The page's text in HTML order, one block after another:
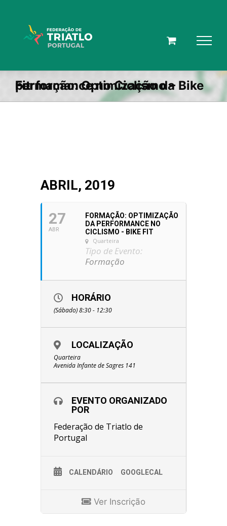
Formação: Optimização da performance no Ciclismo – Bike Fit
ABRIL, 2019
27
ABR
FORMAÇÃO: OPTIMIZAÇÃO
DA PERFORMANCE NO
CICLISMO - BIKE FIT
Quarteira
Tipo de Evento:
Formação
HORÁRIO
(Sábado) 8:30 - 12:30
LOCALIZAÇÃO
Quarteira
Avenida Infante de Sagres 141
EVENTO ORGANIZADO
POR
Federação de Triatlo de
Portugal
CALENDÁRIO GOOGLECAL
Ver Inscrição